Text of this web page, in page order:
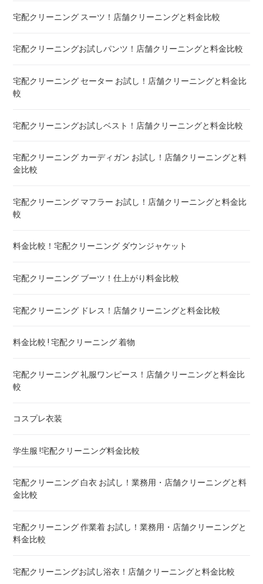
宅配クリーニング シーツ ! 安いランキング
布団クリーニング 敷布団 ! 料金 比較
布団クリーニング ベビーふとん ! 料金 比較
布団のレンタル 安いのは ! 東京・大阪・福岡
エアウィーヴ マットレスのクリーニング ! どこがいい
布団の洗濯ネット コインランドリー ! ドラム式におすすめは
布団クリーニング 防ダニ加工 ! 効果と危険性
ゴアテックス 羽毛布団 クリーニング ! 料金ランキング
こたつ布団のクリーニング代 ! 料金比較
の違いも
トゥルースリーパー マットレスのクリーニング ! どこがいい
ウェイトブランケットの洗い方 ! 洗えないタイプの対処法も
重い布団の洗い方 ! 洗えないタイプの対処法も
宅配クリーニング スーツ！店舗クリーニングと料金比較
宅配クリーニングお試しパンツ！店舗クリーニングと料金比較
宅配クリーニング セーター お試し！店舗クリーニングと料金比
較
宅配クリーニングお試しベスト！店舗クリーニングと料金比較
宅配クリーニング カーディガン お試し！店舗クリーニングと料
金比較
宅配クリーニング マフラー お試し！店舗クリーニングと料金比
較
料金比較！宅配クリーニング ダウンジャケット
宅配クリーニング ブーツ！仕上がり料金比較
宅配クリーニング ドレス！店舗クリーニングと料金比較
料金比較 ! 宅配クリーニング 着物
宅配クリーニング 礼服ワンピース！店舗クリーニングと料金比
較
コスプレ衣装
学生服 !宅配クリーニング料金比較
宅配クリーニング 白衣 お試し！業務用・店舗クリーニングと料
金比較
宅配クリーニング 作業着 お試し！業務用・店舗クリーニングと
料金比較
宅配クリーニングお試し浴衣！店舗クリーニングと料金比較